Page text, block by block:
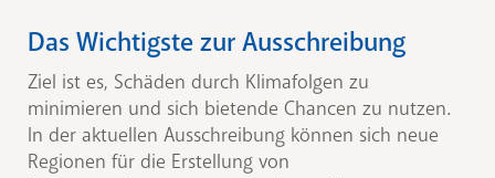
Das Wichtigste zur Ausschreibung
Ziel ist es, Schäden durch Klimafolgen zu
minimieren und sich bietende Chancen zu nutzen.
In der aktuellen Ausschreibung können sich neue
Regionen für die Erstellung von